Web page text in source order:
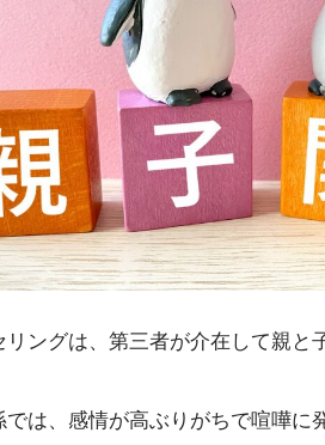
リングは、第三者が介在して親と
では、感情が高ぶりがちで喧嘩に